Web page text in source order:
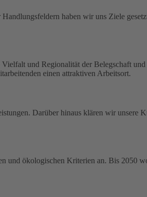
haben wir uns Ziele
und Regionalität der Belegschaft
einen attraktiven Arbeitsort.
Darüber hinaus klären wir unsere
und ökologischen Kriterien an. Bis 2050